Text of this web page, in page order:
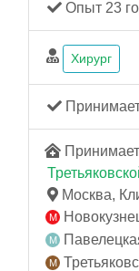
Опыт 23
Хирург
Москва,